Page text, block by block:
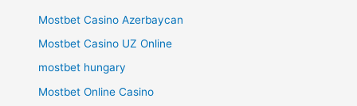
Mostbet Casino Azerbaycan
Mostbet Casino UZ Online
mostbet hungary
Mostbet Online Casino